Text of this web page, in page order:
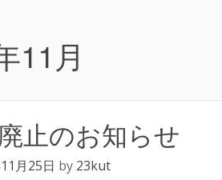
11月
止のお知らせ
月25日 by 23kut